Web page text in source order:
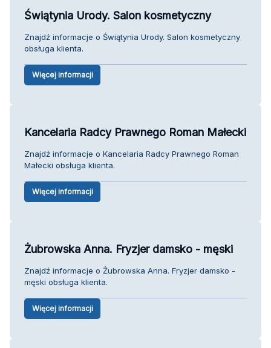
Świątynia Urody. Salon kosmetyczny
Znajdź informacje o Świątynia Urody. Salon kosmetyczny
obsługa klienta.
Więcej informacji
Kancelaria Radcy Prawnego Roman Małecki
Znajdź informacje o Kancelaria Radcy Prawnego Roman
Małecki obsługa klienta.
Więcej informacji
Żubrowska Anna. Fryzjer damsko - męski
Znajdź informacje o Żubrowska Anna. Fryzjer damsko -
męski obsługa klienta.
Więcej informacji